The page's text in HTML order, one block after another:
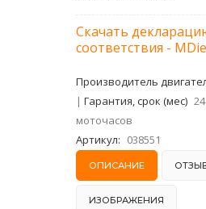
Скачать
соответствия -
Производитель
| Гарантия, срок (мес)
моточасов
Артикул: 038551
ОПИСАНИЕ
ИЗОБРАЖЕНИЯ